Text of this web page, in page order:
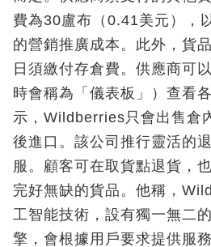
費為30盧布（0.41美元），
的營銷推廣成本。此外，貨
日須繳付存倉費。供應商可
時會稱為「儀表板」）查看
示，Wildberries只會出售倉
後進口。該公司推行靈活的
服。顧客可在取貨點退貨，
完好無缺的貨品。他稱，
工智能技術，設有獨一無二
擎，會根據用戶要求提供服